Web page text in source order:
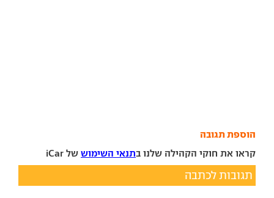
הוספת תגובה
קראו את חוקי הקהילה שלנו בתנאי השימוש של iCar
תגובות לכתבה